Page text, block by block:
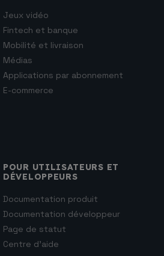
Jeux vidéo
Fintech et banque
Mobilité et livraison
Médias
Applications par abonnement
E-commerce
POUR UTILISATEURS ET
DÉVELOPPEURS
Documentation produit
Documentation développeur
Page de statut
Centre d’aide